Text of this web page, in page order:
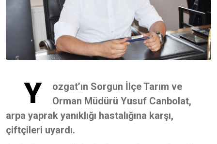
Y
ozgat’ın Sorgun İlçe Tarım ve
Orman Müdürü Yusuf Canbolat,
arpa yaprak yanıklığı hastalığına karşı,
çiftçileri uyardı.